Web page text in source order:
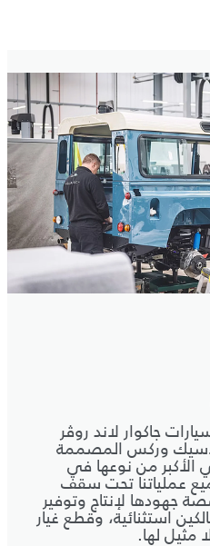
جاكوار لاند روڤر
وركس المصممة
من نوعها في
عملياتنا تحت سقف
جهودها لإنتاج وتوفير
استثنائية، وقطع غيار
مثيل لها.